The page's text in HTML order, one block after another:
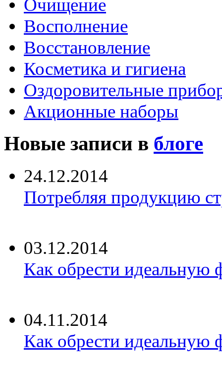
Очищение
Восполнение
Восстановление
Косметика и гигиена
Оздоровительные
Акционные наборы
Новые записи в блоге
24.12.2014
Потребляя продукцию
03.12.2014
Как обрести идеальную
04.11.2014
Как обрести идеальную